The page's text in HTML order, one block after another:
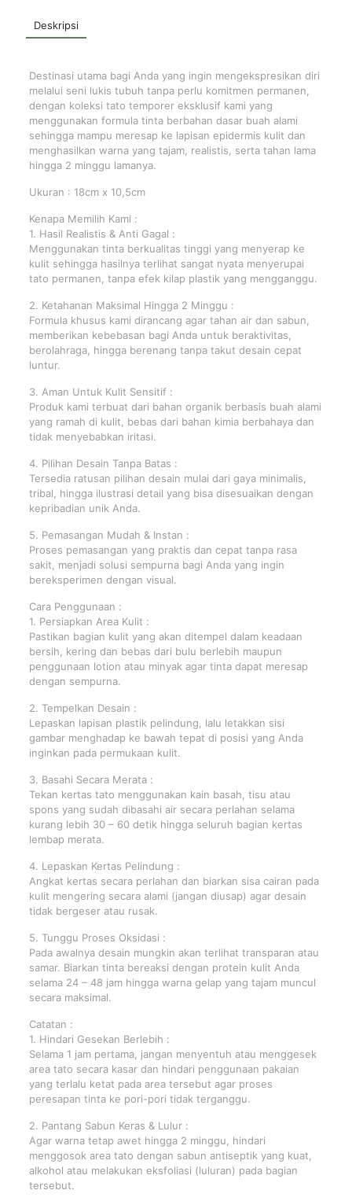
Deskripsi
Destinasi utama bagi Anda yang ingin mengekspresikan diri
melalui seni lukis tubuh tanpa perlu komitmen permanen,
dengan koleksi tato temporer eksklusif kami yang
menggunakan formula tinta berbahan dasar buah alami
sehingga mampu meresap ke lapisan epidermis kulit dan
menghasilkan warna yang tajam, realistis, serta tahan lama
hingga 2 minggu lamanya.
Ukuran : 18cm x 10,5cm
Kenapa Memilih Kami :
1. Hasil Realistis & Anti Gagal :
Menggunakan tinta berkualitas tinggi yang menyerap ke
kulit sehingga hasilnya terlihat sangat nyata menyerupai
tato permanen, tanpa efek kilap plastik yang mengganggu.
2. Ketahanan Maksimal Hingga 2 Minggu :
Formula khusus kami dirancang agar tahan air dan sabun,
memberikan kebebasan bagi Anda untuk beraktivitas,
berolahraga, hingga berenang tanpa takut desain cepat
luntur.
3. Aman Untuk Kulit Sensitif :
Produk kami terbuat dari bahan organik berbasis buah alami
yang ramah di kulit, bebas dari bahan kimia berbahaya dan
tidak menyebabkan iritasi.
4. Pilihan Desain Tanpa Batas :
Tersedia ratusan pilihan desain mulai dari gaya minimalis,
tribal, hingga ilustrasi detail yang bisa disesuaikan dengan
kepribadian unik Anda.
5. Pemasangan Mudah & Instan :
Proses pemasangan yang praktis dan cepat tanpa rasa
sakit, menjadi solusi sempurna bagi Anda yang ingin
bereksperimen dengan visual.
Cara Penggunaan :
1. Persiapkan Area Kulit :
Pastikan bagian kulit yang akan ditempel dalam keadaan
bersih, kering dan bebas dari bulu berlebih maupun
penggunaan lotion atau minyak agar tinta dapat meresap
dengan sempurna.
2. Tempelkan Desain :
Lepaskan lapisan plastik pelindung, lalu letakkan sisi
gambar menghadap ke bawah tepat di posisi yang Anda
inginkan pada permukaan kulit.
3. Basahi Secara Merata :
Tekan kertas tato menggunakan kain basah, tisu atau
spons yang sudah dibasahi air secara perlahan selama
kurang lebih 30 – 60 detik hingga seluruh bagian kertas
lembap merata.
4. Lepaskan Kertas Pelindung :
Angkat kertas secara perlahan dan biarkan sisa cairan pada
kulit mengering secara alami (jangan diusap) agar desain
tidak bergeser atau rusak.
5. Tunggu Proses Oksidasi :
Pada awalnya desain mungkin akan terlihat transparan atau
samar. Biarkan tinta bereaksi dengan protein kulit Anda
selama 24 – 48 jam hingga warna gelap yang tajam muncul
secara maksimal.
Catatan :
1. Hindari Gesekan Berlebih :
Selama 1 jam pertama, jangan menyentuh atau menggesek
area tato secara kasar dan hindari penggunaan pakaian
yang terlalu ketat pada area tersebut agar proses
peresapan tinta ke pori-pori tidak terganggu.
2. Pantang Sabun Keras & Lulur :
Agar warna tetap awet hingga 2 minggu, hindari
menggosok area tato dengan sabun antiseptik yang kuat,
alkohol atau melakukan eksfoliasi (luluran) pada bagian
tersebut.